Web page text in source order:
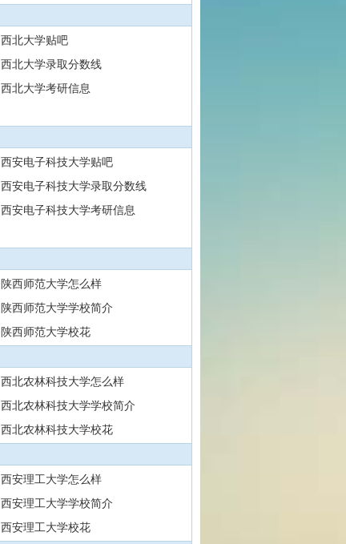
西北大学贴吧
西北大学录取分数线
西北大学考研信息
西安电子科技大学贴吧
西安电子科技大学录取分数线
西安电子科技大学考研信息
陕西师范大学怎么样
陕西师范大学学校简介
陕西师范大学校花
西北农林科技大学怎么样
西北农林科技大学学校简介
西北农林科技大学校花
西安理工大学怎么样
西安理工大学学校简介
西安理工大学校花